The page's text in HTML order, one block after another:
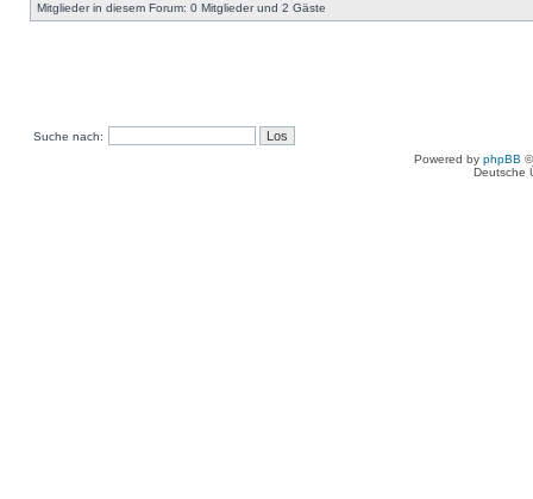
Mitglieder in diesem Forum: 0 Mitglieder und 2 Gäste
Suche nach:
Powered by phpBB
Deutsche